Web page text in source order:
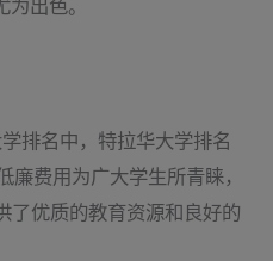
出色。
排名中，特拉华大学排名
费用为广大学生所青睐，
了优质的教育资源和良好的